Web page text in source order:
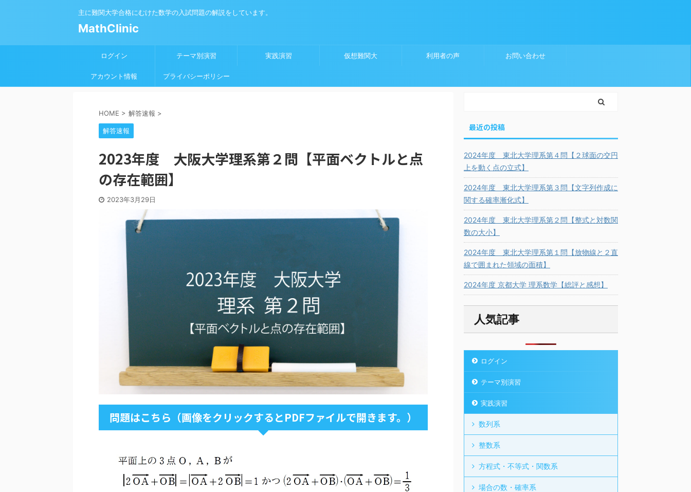
主に難関大学合格にむけた数学の入試問題の解説をしています。
MathClinic
ログイン テーマ別演習 実践演習 仮想難関大 利用者の声 お問い合わせ
アカウント情報 プライバシーポリシー
HOME > 解答速報 >
解答速報
2023年度 大阪大学理系第２問【平面ベクトルと点
の存在範囲】
2023年3月29日
問題はこちら（画像をクリックするとPDFファイルで開きます。）
最近の投稿
2024年度 東北大学理系第４問【２球面の交円
上を動く点の立式】
2024年度 東北大学理系第３問【文字列作成に
関する確率漸化式】
2024年度 東北大学理系第２問【整式と対数関
数の大小】
2024年度 東北大学理系第１問【放物線と２直
線で囲まれた領域の面積】
2024年度 京都大学 理系数学【総評と感想】
人気記事
ログイン
テーマ別演習
実践演習
数列系
整数系
方程式・不等式・関数系
場合の数・確率系